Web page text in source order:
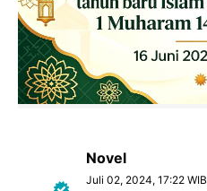
Novel
Juli 02, 2024, 17:22 WIB